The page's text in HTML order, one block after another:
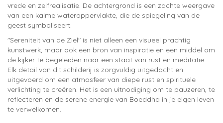
vrede en zelfrealisatie. De achtergrond is een zachte weergave
van een kalme wateroppervlakte, die de spiegeling van de
geest symboliseert.
"Sereniteit van de Ziel" is niet alleen een visueel prachtig
kunstwerk, maar ook een bron van inspiratie en een middel om
de kijker te begeleiden naar een staat van rust en meditatie.
Elk detail van dit schilderij is zorgvuldig uitgedacht en
uitgevoerd om een atmosfeer van diepe rust en spirituele
verlichting te creëren. Het is een uitnodiging om te pauzeren, te
reflecteren en de serene energie van Boeddha in je eigen leven
te verwelkomen.